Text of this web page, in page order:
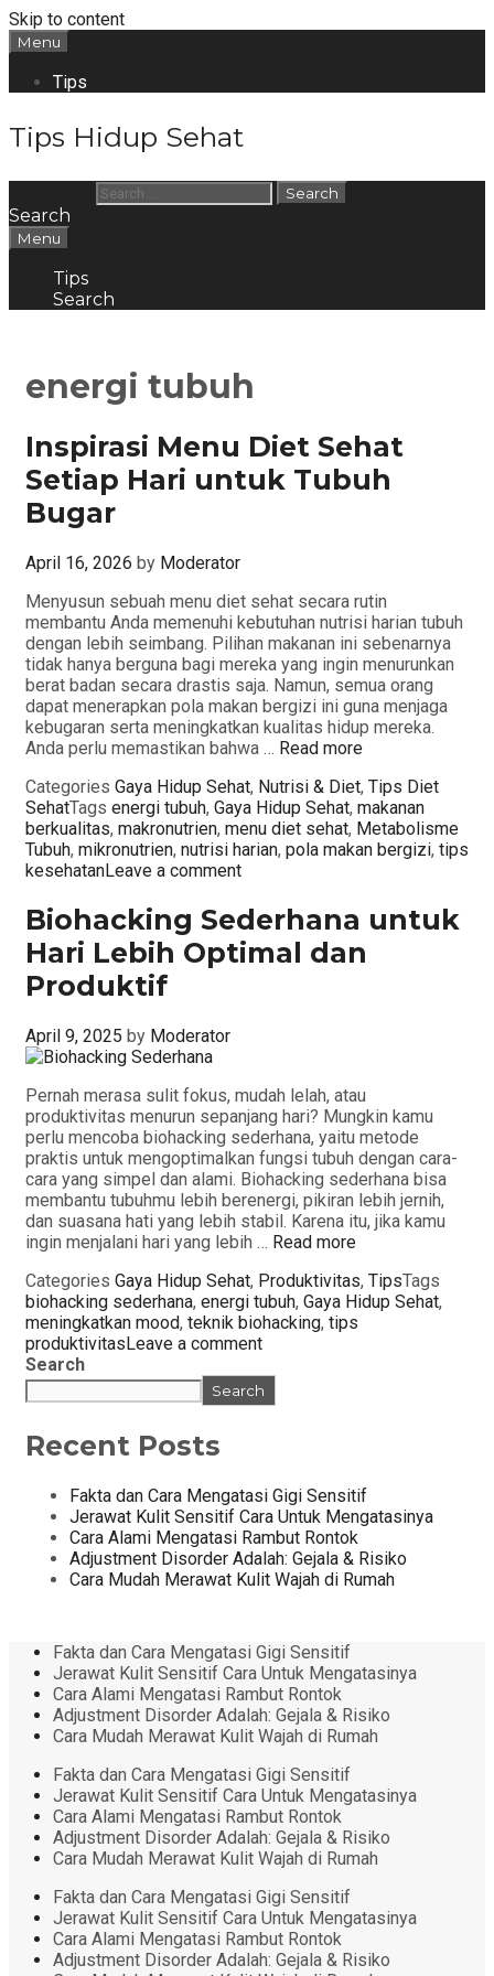
Skip to content
Menu
Tips
Tips Hidup Sehat
Search
Menu
Tips
Search
energi tubuh
Inspirasi Menu Diet Sehat
Setiap Hari untuk Tubuh
Bugar
April 16, 2026 by Moderator
Menyusun sebuah menu diet sehat secara rutin
membantu Anda memenuhi kebutuhan nutrisi harian tubuh
dengan lebih seimbang. Pilihan makanan ini sebenarnya
tidak hanya berguna bagi mereka yang ingin menurunkan
berat badan secara drastis saja. Namun, semua orang
dapat menerapkan pola makan bergizi ini guna menjaga
kebugaran serta meningkatkan kualitas hidup mereka.
Anda perlu memastikan bahwa … Read more
Categories Gaya Hidup Sehat, Nutrisi & Diet, Tips Diet
SehatTags energi tubuh, Gaya Hidup Sehat, makanan
berkualitas, makronutrien, menu diet sehat, Metabolisme
Tubuh, mikronutrien, nutrisi harian, pola makan bergizi, tips
kesehatanLeave a comment
Biohacking Sederhana untuk
Hari Lebih Optimal dan
Produktif
April 9, 2025 by Moderator
Pernah merasa sulit fokus, mudah lelah, atau
produktivitas menurun sepanjang hari? Mungkin kamu
perlu mencoba biohacking sederhana, yaitu metode
praktis untuk mengoptimalkan fungsi tubuh dengan cara-
cara yang simpel dan alami. Biohacking sederhana bisa
membantu tubuhmu lebih berenergi, pikiran lebih jernih,
dan suasana hati yang lebih stabil. Karena itu, jika kamu
ingin menjalani hari yang lebih … Read more
Categories Gaya Hidup Sehat, Produktivitas, TipsTags
biohacking sederhana, energi tubuh, Gaya Hidup Sehat,
meningkatkan mood, teknik biohacking, tips
produktivitasLeave a comment
Search
Search
Recent Posts
Fakta dan Cara Mengatasi Gigi Sensitif
Jerawat Kulit Sensitif Cara Untuk Mengatasinya
Cara Alami Mengatasi Rambut Rontok
Adjustment Disorder Adalah: Gejala & Risiko
Cara Mudah Merawat Kulit Wajah di Rumah
Fakta dan Cara Mengatasi Gigi Sensitif
Jerawat Kulit Sensitif Cara Untuk Mengatasinya
Cara Alami Mengatasi Rambut Rontok
Adjustment Disorder Adalah: Gejala & Risiko
Cara Mudah Merawat Kulit Wajah di Rumah
Fakta dan Cara Mengatasi Gigi Sensitif
Jerawat Kulit Sensitif Cara Untuk Mengatasinya
Cara Alami Mengatasi Rambut Rontok
Adjustment Disorder Adalah: Gejala & Risiko
Cara Mudah Merawat Kulit Wajah di Rumah
Fakta dan Cara Mengatasi Gigi Sensitif
Jerawat Kulit Sensitif Cara Untuk Mengatasinya
Cara Alami Mengatasi Rambut Rontok
Adjustment Disorder Adalah: Gejala & Risiko